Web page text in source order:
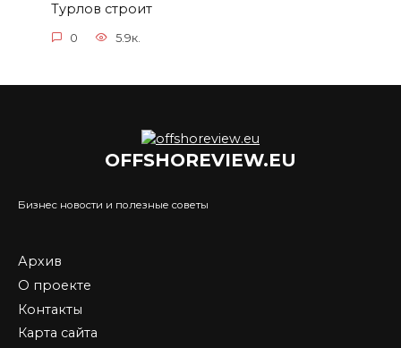
Турлов строит
0 5.9к.
OFFSHOREVIEW.EU
Бизнес новости и полезные советы
Архив
О проекте
Контакты
Карта сайта